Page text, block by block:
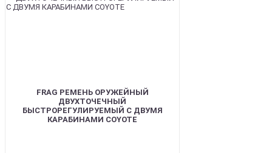
FRAG РЕМЕНЬ ОРУЖЕЙНЫЙ
ДВУХТОЧЕЧНЫЙ
БЫСТРОРЕГУЛИРУЕМЫЙ С ДВУМЯ
КАРАБИНАМИ COYOTE